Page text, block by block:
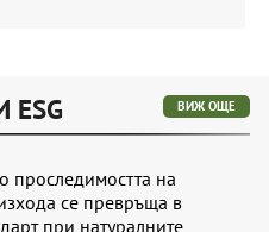
ВИЖ ОЩЕ
проследимостта на
се превръща в
при натуралните